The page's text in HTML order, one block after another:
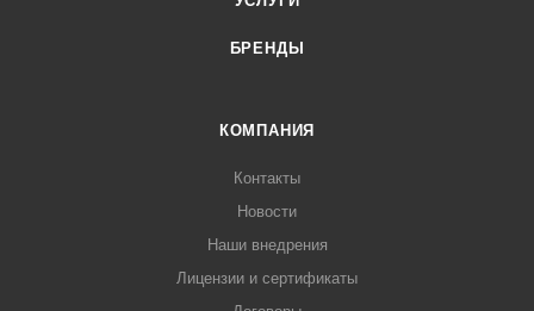
БРЕНДЫ
КОМПАНИЯ
Контакты
Новости
Наши внедрения
Лицензии и сертификаты